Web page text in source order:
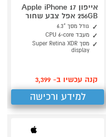
אייפון Apple iPhone 17
256GB אפל צבע שחור
גודל מסך "6.3
מעבד CPU 6-core
מסך Super Retina XDR
display
קנה עכשיו ב- 3,399
למידע ורכישה